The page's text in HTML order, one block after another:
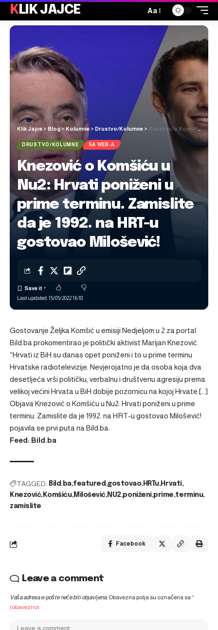
KLIK JAJCE Aa
Klik Jajce > Blog>Kolumne > Drustvo/Kolumne > Knezović o Komšiću u Nu2: Hrvati poniženi u prime terminu. Zamislite da je 1992. na HRT-u gostovao Milošević!
DRUSTVO/KOLUMNE SA WEB-A
Knezović o Komšiću u
Nu2: Hrvati poniženi u
prime terminu. Zamislite
da je 1992. na HRT-u
gostovao Milošević!
Last updated: 15/05/2022 16:18
Gostovanje Željka Komšić u emisiji Nedjeljom u 2 za portal
Bild.ba prokomentirao je politički aktivist Marijan Knezović.
“Hrvati iz BiH su danas opet poniženi i to u prime terminu
Hrvatske radiotelevizije. Nevjerojatno je da osoba koja dva
desetljeća vrši političku, verbalnu i društvenu agresiju prema
velikoj većini Hrvata u BiH dobije pozornicu na kojoj Hrvate […]
Objava Knezović o Komšiću u Nu2: Hrvati poniženi u prime
terminu. Zamislite da je 1992. na HRT-u gostovao Milošević!
pojavila se prvi puta na Bild.ba
Feed: Bild.ba
TAGGED: Bild.ba featured gostovao HRTu Hrvati
Knezović Komšiću Milošević NU2 poniženi prime terminu
zamislite
Facebook
Leave a comment
Vaša adresa e-pošte neće biti objavljena. Obavezna polja su označena sa*
(obavezno)